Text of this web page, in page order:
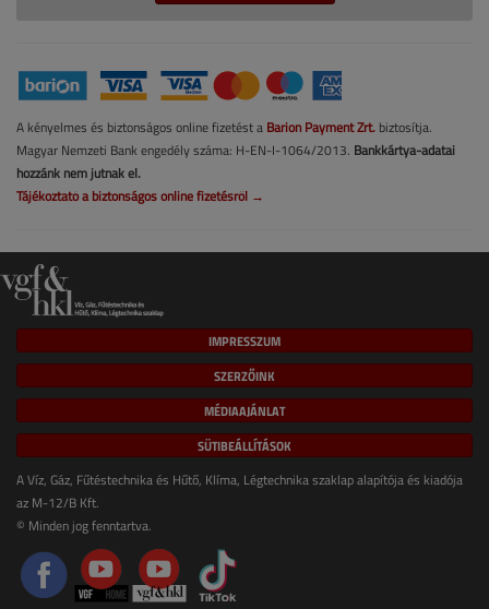
A kényelmes és biztonságos online fizetést a Barion Payment Zrt. biztosítja.
Magyar Nemzeti Bank engedély száma: H-EN-I-1064/2013. Bankkártya-adatai
hozzánk nem jutnak el.
Tájékoztató a biztonságos online fizetésről →
IMPRESSZUM
SZERZŐINK
MÉDIAAJÁNLAT
SÜTIBEÁLLÍTÁSOK
A Víz, Gáz, Fűtéstechnika és Hűtő, Klíma, Légtechnika szaklap alapítója és kiadója
az M-12/B Kft.
© Minden jog fenntartva.